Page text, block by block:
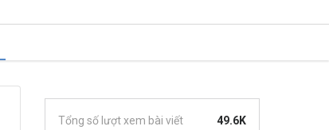
Tổng số lượt xem bài viết
49.6K